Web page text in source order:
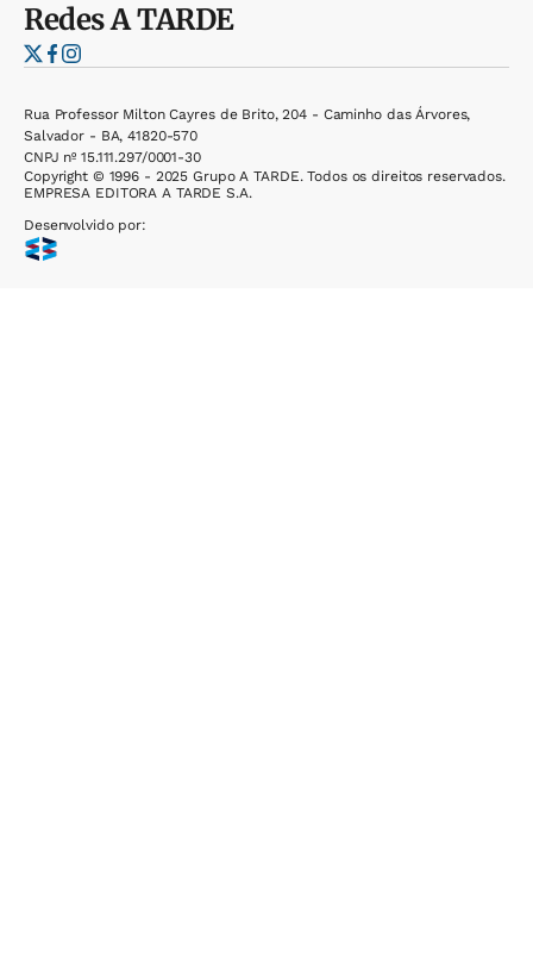
RedesA TARDE
Rua Professor Milton Cayres de Brito, 204 - Caminho das Árvores,
Salvador - BA, 41820-570
CNPJ nº 15.111.297/0001-30
Copyright © 1996 - 2025 Grupo A TARDE. Todos os direitos reservados.
EMPRESA EDITORA A TARDE S.A.
Desenvolvido por: